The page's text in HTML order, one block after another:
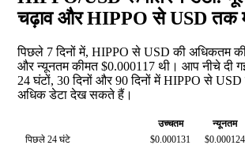
चढ़ाव और HIPPO से USD तक
पिछले 7 दिनों में, HIPPO से USD की अधिकतम
और न्यूनतम कीमत $0.000117 थी। आप नीचे दी
24 घंटों, 30 दिनों और 90 दिनों में HIPPO से
अधिक डेटा देख सकते हैं।
उच्चतम न्यूनतम
पिछले 24 घंटे
$0.000131 $0.000124